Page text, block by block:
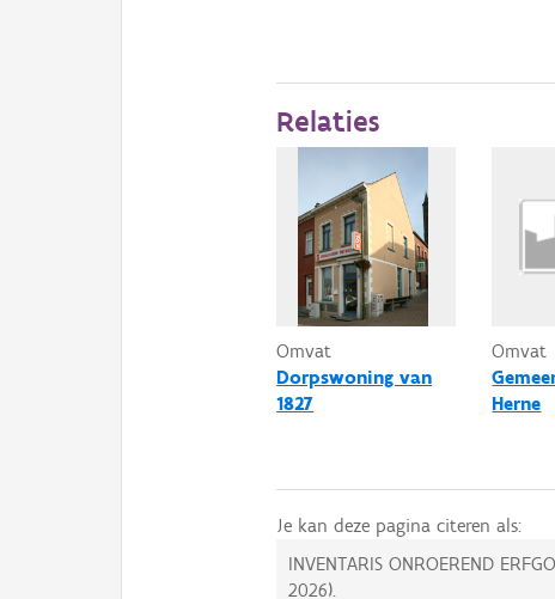
Relaties
Omvat
Dorpswoning van
1827
Omvat
Herne
Je kan deze pagina citeren als:
INVENTARIS ONROEREND
2026).